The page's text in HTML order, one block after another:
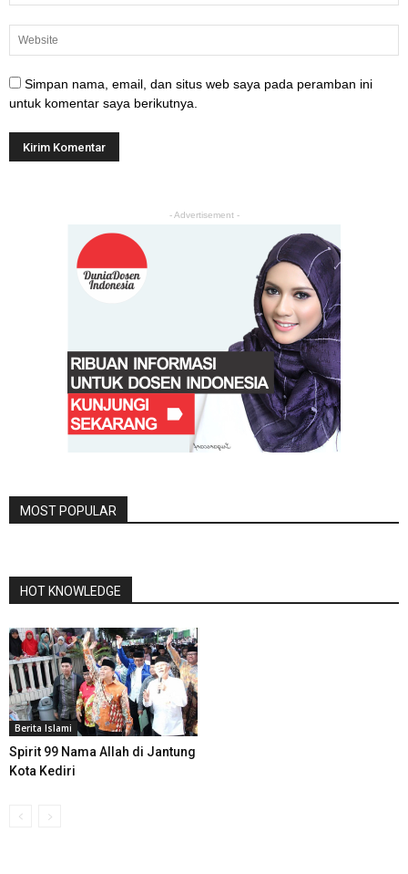
Simpan nama, email, dan situs web saya pada peramban ini
untuk komentar saya berikutnya.
- Advertisement -
MOST POPULAR
HOT KNOWLEDGE
Berita Islami
Spirit 99 Nama Allah di Jantung
Kota Kediri